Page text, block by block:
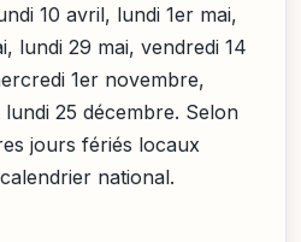
10 avril, lundi 1er mai,
lundi 29 mai, vendredi 14
1er novembre,
25 décembre. Selon
jours fériés locaux
national.